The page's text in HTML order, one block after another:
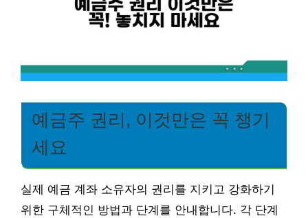
예금주 권리, 이것만은 꼭 챙기
세요
실제 예금 계좌 소유자의 권리를 지키고 강화하기
위한 구체적인 방법과 단계를 안내합니다. 각 단계